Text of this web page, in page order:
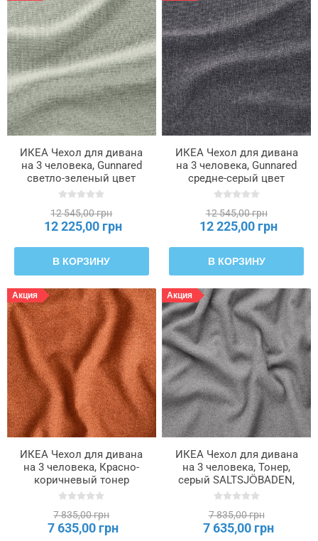
ИКЕА Чехол для дивана
на 3 человека, Gunnared
светло-зеленый цвет
SALTSJÖBADEN,
12 545,00 грн
12 225,00 грн
В КОРЗИНУ
ИКЕА Чехол для дивана
на 3 человека, Gunnared
средне-серый цвет
SALTSJÖBADEN,
12 545,00 грн
12 225,00 грн
В КОРЗИНУ
Акция
ИКЕА Чехол для дивана
на 3 человека, Красно-
коричневый тонер
SALTSJÖBADEN,
7 835,00 грн
7 635,00 грн
Акция
ИКЕА Чехол для дивана
на 3 человека, Тонер,
серый SALTSJÖBADEN,
806.076.41
7 835,00 грн
7 635,00 грн